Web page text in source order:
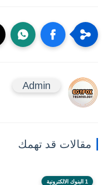
Admin
مقالات قد تهمك
1 البنوك الالكترونية